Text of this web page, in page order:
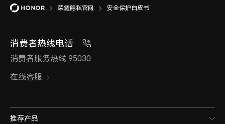
荣耀隐私官网 安全保护白皮书
消费者热线电话
消费者服务热线 95030
在线客服
推荐产品